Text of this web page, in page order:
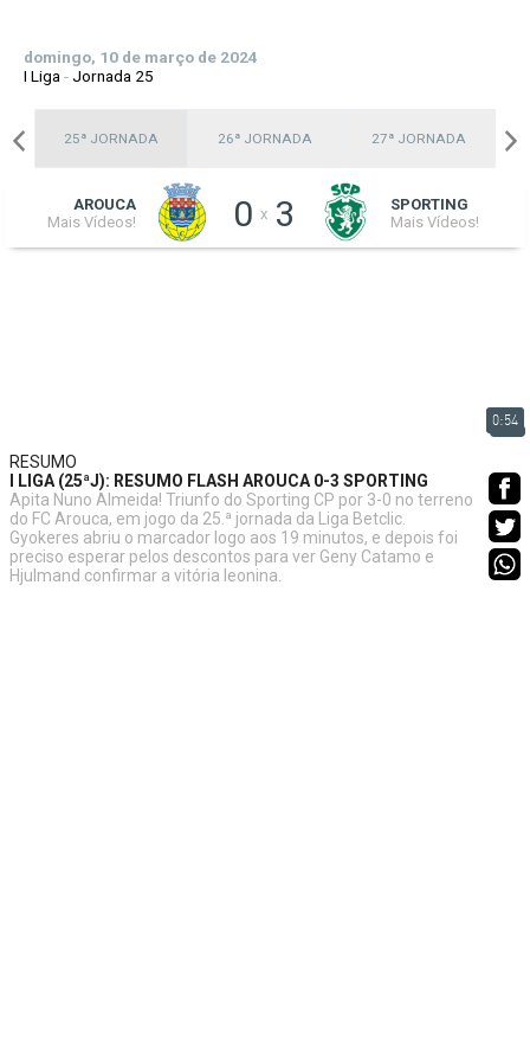
domingo, 10 de março de 2024
I Liga -Jornada 25
25ª JORNADA 26ª JORNADA 27ª JORNADA
AROUCA
Mais Vídeos!
0 x 3
SPORTING
Mais Vídeos!
0:54
RESUMO
I LIGA (25ªJ): RESUMO FLASH AROUCA 0-3 SPORTING
Apita Nuno Almeida! Triunfo do Sporting CP por 3-0 no terreno
do FC Arouca, em jogo da 25.ª jornada da Liga Betclic.
Gyokeres abriu o marcador logo aos 19 minutos, e depois foi
preciso esperar pelos descontos para ver Geny Catamo e
Hjulmand confirmar a vitória leonina.